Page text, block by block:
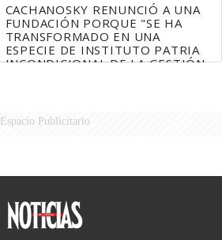
CACHANOSKY RENUNCIÓ A UNA
FUNDACIÓN PORQUE "SE HA
TRANSFORMADO EN UNA
ESPECIE DE INSTITUTO PATRIA
INCONDICIONAL DE LA GESTIÓN
Espacio Publicitario